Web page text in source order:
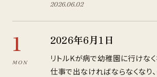
2026.06.02
1
MON
2026年6月1日
リトルKが病で幼稚園に行けな
仕事で出なければならなくなり